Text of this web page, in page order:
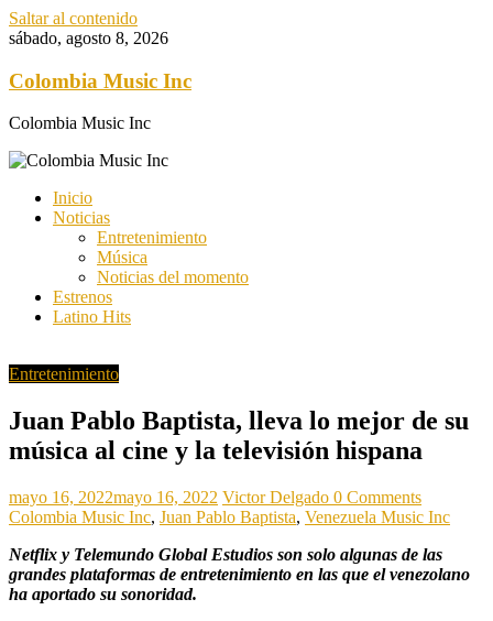
Saltar al contenido
sábado, agosto 8, 2026
Colombia Music Inc
Colombia Music Inc
Inicio
Noticias
Entretenimiento
Música
Noticias del momento
Estrenos
Latino Hits
Entretenimiento
Juan Pablo Baptista, lleva lo mejor de su
música al cine y la televisión hispana
mayo 16, 2022mayo 16, 2022 Victor Delgado 0 Comments
Colombia Music Inc, Juan Pablo Baptista, Venezuela Music Inc
Netflix y Telemundo Global Estudios son solo algunas de las
grandes plataformas de entretenimiento en las que el venezolano
ha aportado su sonoridad.